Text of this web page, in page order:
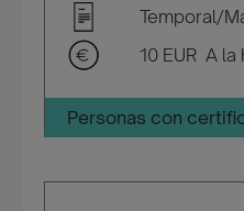
Temporal/
10 EUR A la
Personas con